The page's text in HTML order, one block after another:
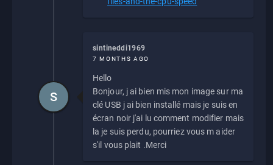
sintineddi1969
7 MONTHS AGO
Hello
Bonjour, j ai bien mis mon image sur ma
clé USB j ai bien installé mais je suis en
écran noir j'ai lu comment modifier mais
la je suis perdu, pourriez vous m aider
s'il vous plait .Merci
S